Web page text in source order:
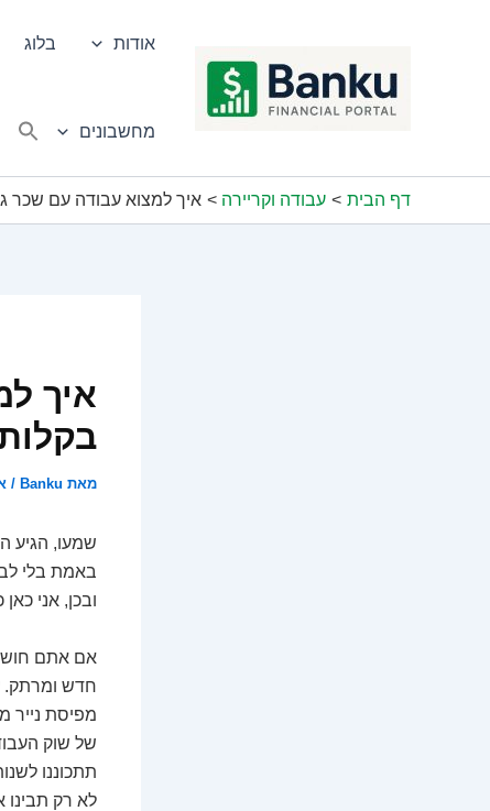
אודות בלוג
מחשבונים
דף הבית עבודה וקריירה איך למצוא עבודה עם שכר
איך
מאת Banku
/
שמעו, הגיע
באמת בלי
ובכן, אני
אם אתם
חדש ומרתק.
מפיסת נייר
של שוק
תתכוננו
לא רק תבינו